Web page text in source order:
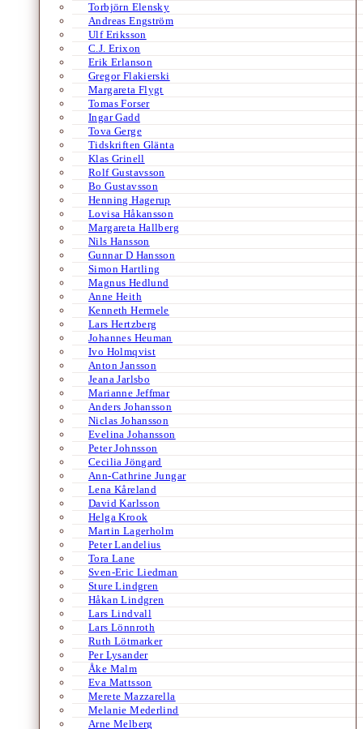
Torbjörn Elensky
Andreas Engström
Ulf Eriksson
C.J. Erixon
Erik Erlanson
Gregor Flakierski
Margareta Flygt
Tomas Forser
Ingar Gadd
Tova Gerge
Tidskriften Glänta
Klas Grinell
Rolf Gustavsson
Bo Gustavsson
Henning Hagerup
Lovisa Håkansson
Margareta Hallberg
Nils Hansson
Gunnar D Hansson
Simon Hartling
Magnus Hedlund
Anne Heith
Kenneth Hermele
Lars Hertzberg
Johannes Heuman
Ivo Holmqvist
Anton Jansson
Jeana Jarlsbo
Marianne Jeffmar
Anders Johansson
Niclas Johansson
Evelina Johansson
Peter Johnsson
Cecilia Jöngard
Ann-Cathrine Jungar
Lena Kåreland
David Karlsson
Helga Krook
Martin Lagerholm
Peter Landelius
Tora Lane
Sven-Eric Liedman
Sture Lindgren
Håkan Lindgren
Lars Lindvall
Lars Lönnroth
Ruth Lötmarker
Per Lysander
Åke Malm
Eva Mattsson
Merete Mazzarella
Melanie Mederlind
Arne Melberg